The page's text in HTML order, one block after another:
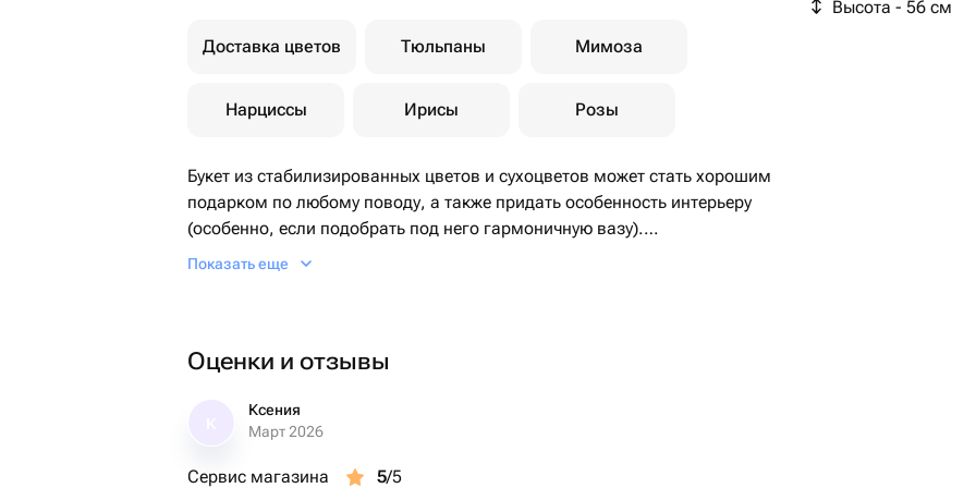
Высота - 56 см
Доставка цветов
Тюльпаны Мимоза
Нарциссы Ирисы Розы
Букет из стабилизированных цветов и сухоцветов может стать хорошим
подарком по любому поводу, а также придать особенность интерьеру
(особенно, если подобрать под него гармоничную вазу).
На День Рождения, на свадьбу, без повода, для мужчины - отличный
Показать еще
Оценки и отзывы
Ксения
Март 2026
Сервис магазина 5/5